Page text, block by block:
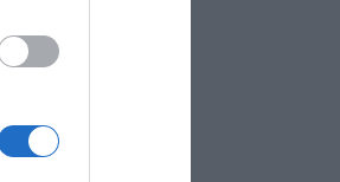
of
torneo